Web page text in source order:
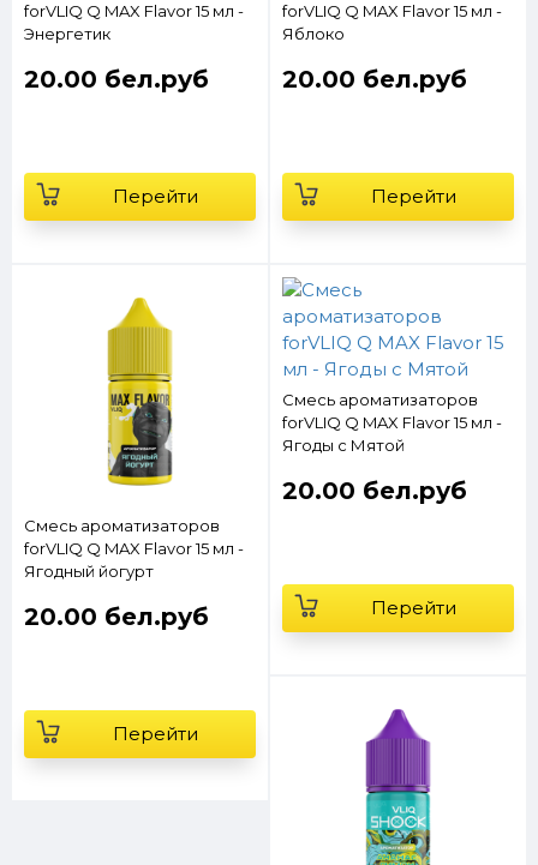
forVLIQ Q MAX Flavor 15 мл -
Энергетик
20.00 бел.руб
Перейти
forVLIQ Q MAX Flavor 15 мл -
Яблоко
20.00 бел.руб
Перейти
Смесь ароматизаторов
forVLIQ Q MAX Flavor 15 мл -
Ягодный йогурт
20.00 бел.руб
Перейти
Смесь ароматизаторов
forVLIQ Q MAX Flavor 15 мл -
Ягоды с Мятой
20.00 бел.руб
Перейти